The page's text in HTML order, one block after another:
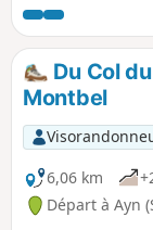
Du Col
Montbel
6,06 km
Départ à Ayn